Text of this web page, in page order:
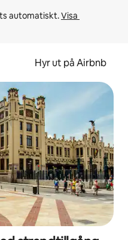
automatiskt. Visa
Hyr ut på Airbnb